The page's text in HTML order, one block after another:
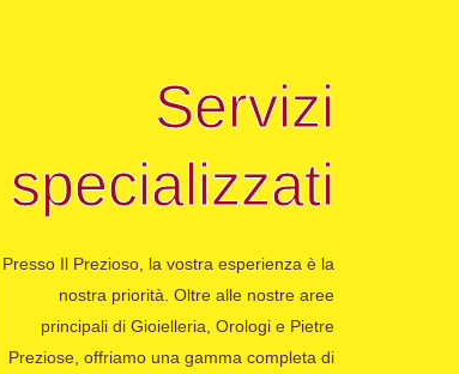
Servizi
specializzati
Presso Il Prezioso, la vostra esperienza è la
nostra priorità. Oltre alle nostre aree
principali di Gioielleria, Orologi e Pietre
Preziose, offriamo una gamma completa di